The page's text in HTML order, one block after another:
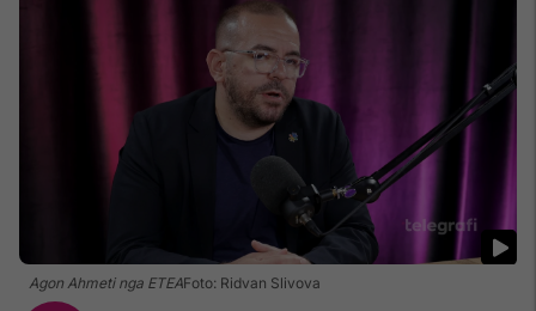
Agon Ahmeti nga ETEAFoto: Ridvan Slivova